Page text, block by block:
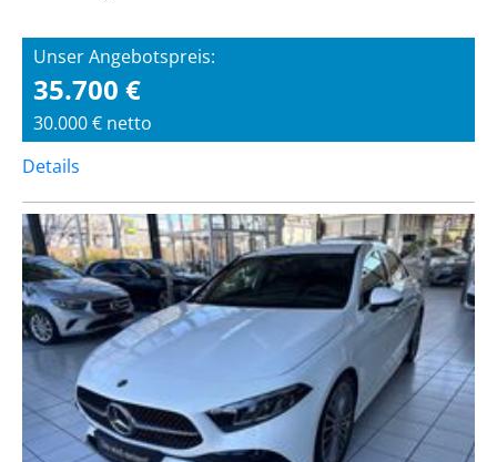
Unser Angebotspreis:
35.700 €
30.000 € netto
Details